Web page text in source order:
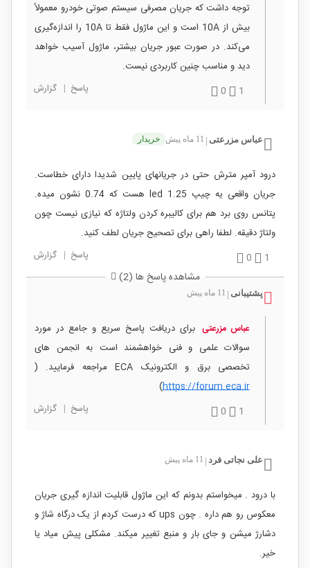
توجه داشت که جریان مصرفی سیستم صوتی خودرو معمولاً
بیش از 10A است و این ماژول فقط تا 10A را اندازه‌گیری
می‌کند. در صورت عبور جریان بیشتر، ماژول آسیب خواهد
دید و مناسب چنین کاربردی نیست.
1
0 پاسخ | گزارش
عباس مزرعتی 11 ماه پیش خریدار
درود آمپر مترش حتی در جریانهای پایین شدیدا دارای خطاست.
جریان واقعی یه چیپ led 1.25 هست که 0.74 نشون میده.
پتانس روی برد هم برای کالیبره کردن ولتاژه که نیازی نیست چون
ولتاژ دقیقه. لطفا راهی برای تصحیح جریان لطف کنید.
1
0 پاسخ | گزارش
مشاهده پاسخ ها (2)
پشتیبانی 11 ماه پیش
عباس مزرعتی برای دریافت پاسخ سریع و جامع در مورد
سوالات علمی و فنی خواهشمند است به انجمن های
تخصصی برق و الکترونیک ECA مراجعه فرمایید. (
https://forum.eca.ir
)
1
0 پاسخ | گزارش
علی نجاتی فرد 11 ماه پیش
با درود . میخواستم بدونم که این ماژول قابلیت اندازه گیری جریان
معکوس رو هم داره . چون ups که درست کردم از یک درگاه شاژ و
دشارژ میشن و جای بار و منبع تغییر میکند. مشکلی پیش میاد یا
خیر.